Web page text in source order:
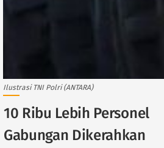
Ilustrasi TNI Polri (ANTARA)
10 Ribu Lebih Personel
Gabungan Dikerahkan